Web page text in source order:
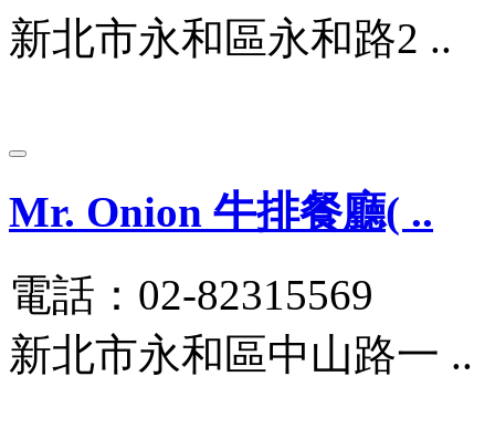
新北市永和區永和路2 ..
Mr. Onion 牛排餐廳( ..
電話：02-82315569
新北市永和區中山路一 ..